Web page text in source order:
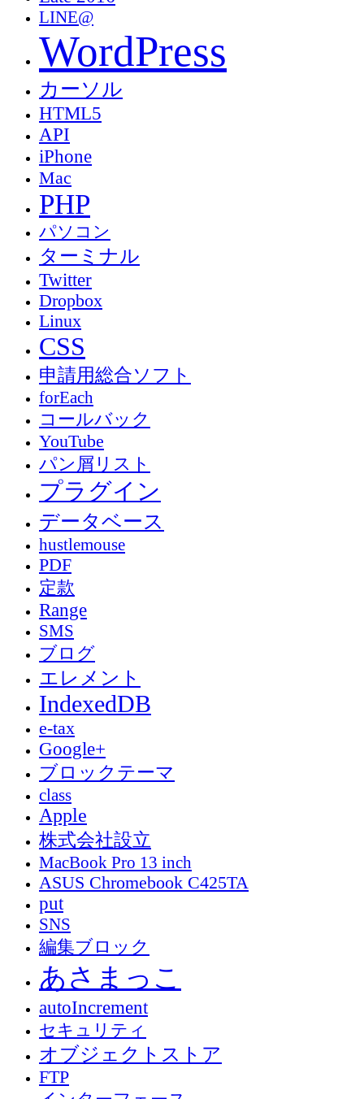
LINE@
WordPress
カーソル
HTML5
API
iPhone
Mac
PHP
パソコン
ターミナル
Twitter
Dropbox
Linux
CSS
申請用総合ソフト
forEach
コールバック
YouTube
パン屑リスト
プラグイン
データベース
hustlemouse
PDF
定款
Range
SMS
ブログ
エレメント
IndexedDB
e-tax
Google+
ブロックテーマ
class
Apple
株式会社設立
MacBook Pro 13 inch
ASUS Chromebook C425TA
put
SNS
編集ブロック
あさまっこ
autoIncrement
セキュリティ
オブジェクトストア
FTP